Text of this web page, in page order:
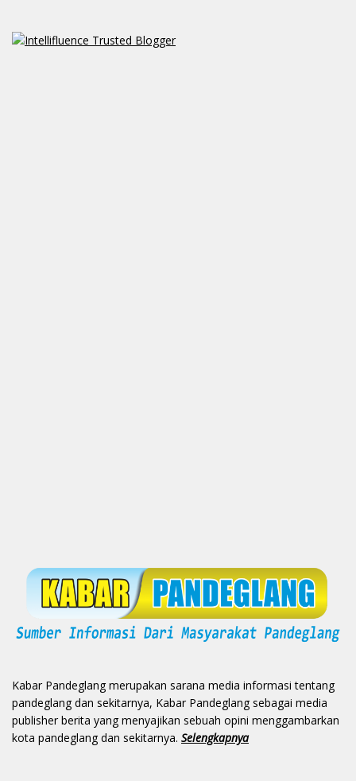
Kabar Pandeglang merupakan sarana media informasi tentang
pandeglang dan sekitarnya, Kabar Pandeglang sebagai media
publisher berita yang menyajikan sebuah opini menggambarkan
kota pandeglang dan sekitarnya. Selengkapnya